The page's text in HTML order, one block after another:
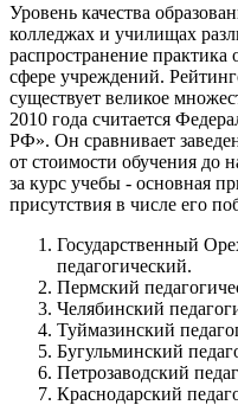
Уровень качества
колледжах и училищах
распространение практика
сфере учреждений.
существует великое
2010 года считается
РФ». Он сравнивает
от стоимости обучения
за курс учебы - основная
присутствия в числе его
Государственный
педагогический.
Пермский
Челябинский
Туймазинский
Бугульминский
Петрозаводский
Краснодарский